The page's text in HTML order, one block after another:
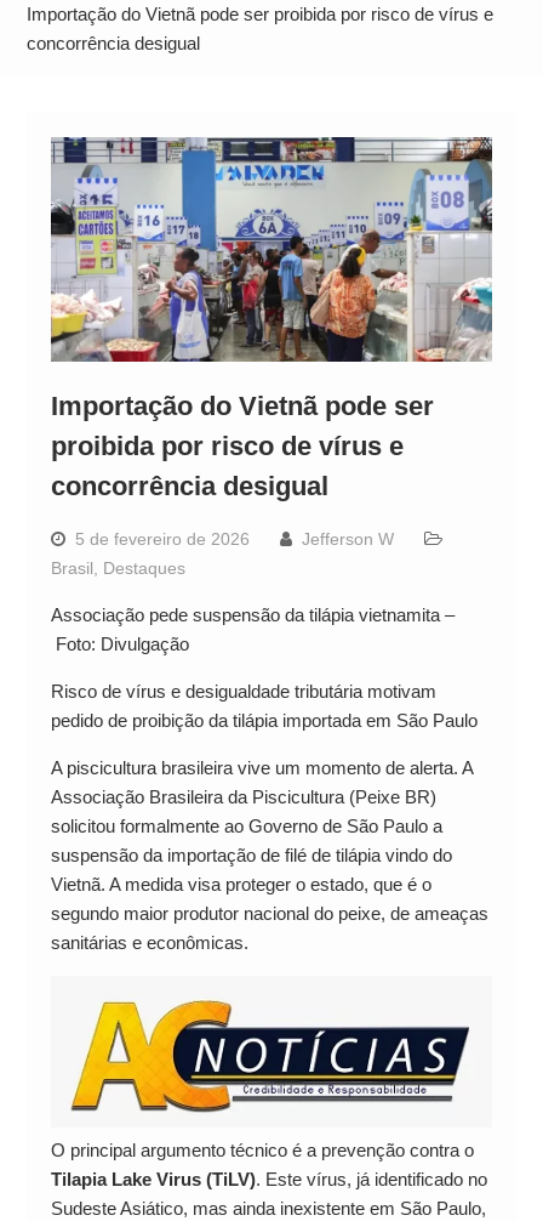
Operação Ágio: Ação policial na Bahia prende 14
suspeitos e mira rede ligada a ‘Zói de Gato’, do
Importação do Vietnã pode ser proibida por risco de vírus e
concorrência desigual
Importação do Vietnã pode ser
proibida por risco de vírus e
concorrência desigual
5 de fevereiro de 2026
Jefferson W
Brasil
Destaques
Associação pede suspensão da tilápia vietnamita –
Foto: Divulgação
Risco de vírus e desigualdade tributária motivam
pedido de proibição da tilápia importada em São Paulo
A piscicultura brasileira vive um momento de alerta. A
Associação Brasileira da Piscicultura (Peixe BR)
solicitou formalmente ao Governo de São Paulo a
suspensão da importação de filé de tilápia vindo do
Vietnã. A medida visa proteger o estado, que é o
segundo maior produtor nacional do peixe, de ameaças
sanitárias e econômicas.
O principal argumento técnico é a prevenção contra o
Tilapia Lake Virus (TiLV). Este vírus, já identificado no
Sudeste Asiático, mas ainda inexistente em São Paulo,